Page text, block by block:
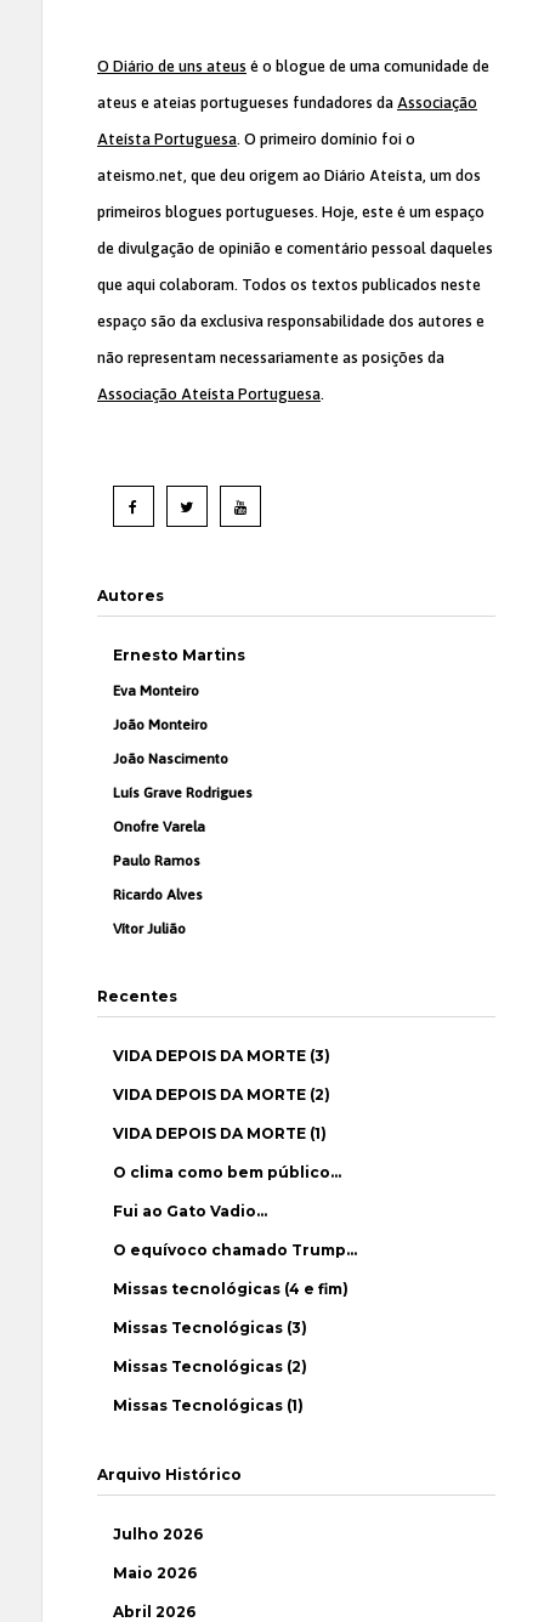
O Diário de uns ateus é o blogue de uma comunidade de
ateus e ateias portugueses fundadores da Associação
Ateísta Portuguesa. O primeiro domínio foi o
ateismo.net, que deu origem ao Diário Ateísta, um dos
primeiros blogues portugueses. Hoje, este é um espaço
de divulgação de opinião e comentário pessoal daqueles
que aqui colaboram. Todos os textos publicados neste
espaço são da exclusiva responsabilidade dos autores e
não representam necessariamente as posições da
Associação Ateísta Portuguesa.
Autores
Ernesto Martins
Eva Monteiro
João Monteiro
João Nascimento
Luís Grave Rodrigues
Onofre Varela
Paulo Ramos
Ricardo Alves
Vítor Julião
Recentes
VIDA DEPOIS DA MORTE (3)
VIDA DEPOIS DA MORTE (2)
VIDA DEPOIS DA MORTE (1)
O clima como bem público…
Fui ao Gato Vadio…
O equívoco chamado Trump…
Missas tecnológicas (4 e fim)
Missas Tecnológicas (3)
Missas Tecnológicas (2)
Missas Tecnológicas (1)
Arquivo Histórico
Julho 2026
Maio 2026
Abril 2026